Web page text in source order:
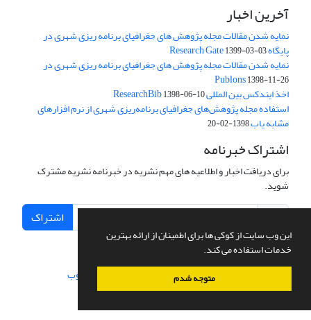
این وب سایت از کوکی ها برای اطمینان از ارائه بهترین
خدمات استفاده می کند.
متوجه شدم
آخرین اخبار
نمایه شدن مقالات مجله پژوهش های جغرافیای برنامه ریزی شهری در
پایگاه Research Gate1399-03-03
نمایه شدن مقالات مجله پژوهش های جغرافیای برنامه ریزی شهری در
Publons1398-11-26
اخذ ایندکس بین المللی ResearchBib1398-06-10
استفاده مجله پژوهش‌های جغرافیای برنامه‌ریزی شهری از نرم افزارهای
مشابه یاب1398-02-20
اشتراک خبرنامه
برای دریافت اخبار و اطلاعیه های مهم نشریه در خبرنامه نشریه مشترک
شوید.
اشتراک
سامانه مدیریت نشریات علمی.طراحی و پیاده سازی از سیناوب